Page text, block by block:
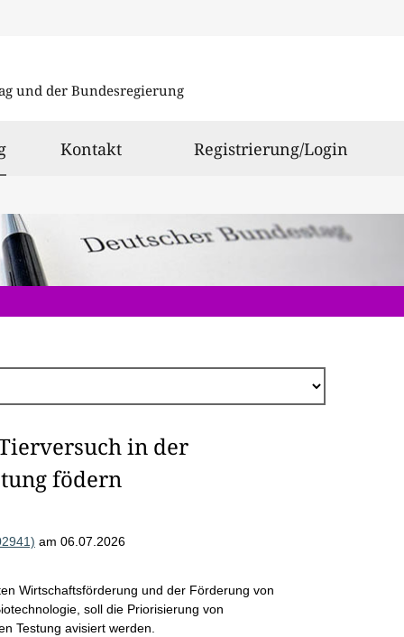
und der Bundesregierung
ausgewählt
Kontakt Registrierung/Login
in der
födern
am 06.07.2026
Wirtschaftsförderung und der Förderung von
soll die Priorisierung von
Testung avisiert werden.